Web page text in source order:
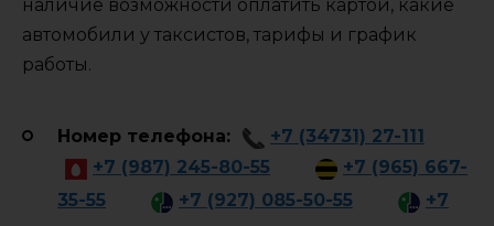
наличие возможности оплатить картой, какие
автомобили у таксистов, тарифы и график
работы.
Номер телефона:
+7 (34731) 27-111
+7 (987) 245-80-55
+7 (965) 667-
35-55
+7 (927) 085-50-55
+7